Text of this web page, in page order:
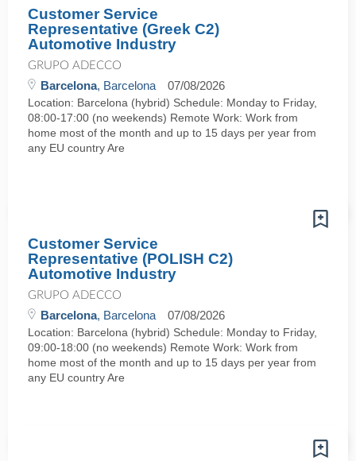
Customer Service
Representative (Greek C2)
Automotive Industry
GRUPO ADECCO
Barcelona, Barcelona 07/08/2026
Location: Barcelona (hybrid) Schedule: Monday to Friday,
08:00-17:00 (no weekends) Remote Work: Work from
home most of the month and up to 15 days per year from
any EU country Are
Customer Service
Representative (POLISH C2)
Automotive Industry
GRUPO ADECCO
Barcelona, Barcelona 07/08/2026
Location: Barcelona (hybrid) Schedule: Monday to Friday,
09:00-18:00 (no weekends) Remote Work: Work from
home most of the month and up to 15 days per year from
any EU country Are